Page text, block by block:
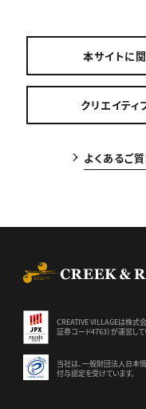
本サイトに
クリエイテ
よくあるご
CREATIVE VILLAGEは株式
証券コード4763）が運営して
当社は、一般財団法人日本
付与認定を受けています。